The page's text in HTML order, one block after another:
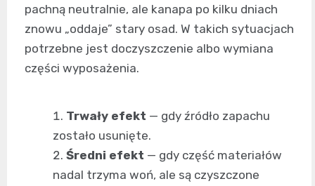
pachną neutralnie, ale kanapa po kilku dniach
znowu „oddaje” stary osad. W takich sytuacjach
potrzebne jest doczyszczenie albo wymiana
części wyposażenia.
Trwały efekt — gdy źródło zapachu
zostało usunięte.
Średni efekt — gdy część materiałów
nadal trzyma woń, ale są czyszczone